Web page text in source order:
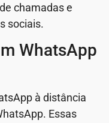
chamadas e
sociais.
WhatsApp
à distância
Essas